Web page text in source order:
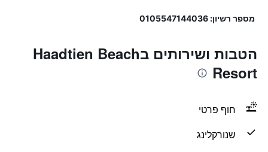
מספר רשיון: 0105547144036
הטבות ושירותים בHaadtien Beach
Resort
חוף פרטי
שנורקלינג